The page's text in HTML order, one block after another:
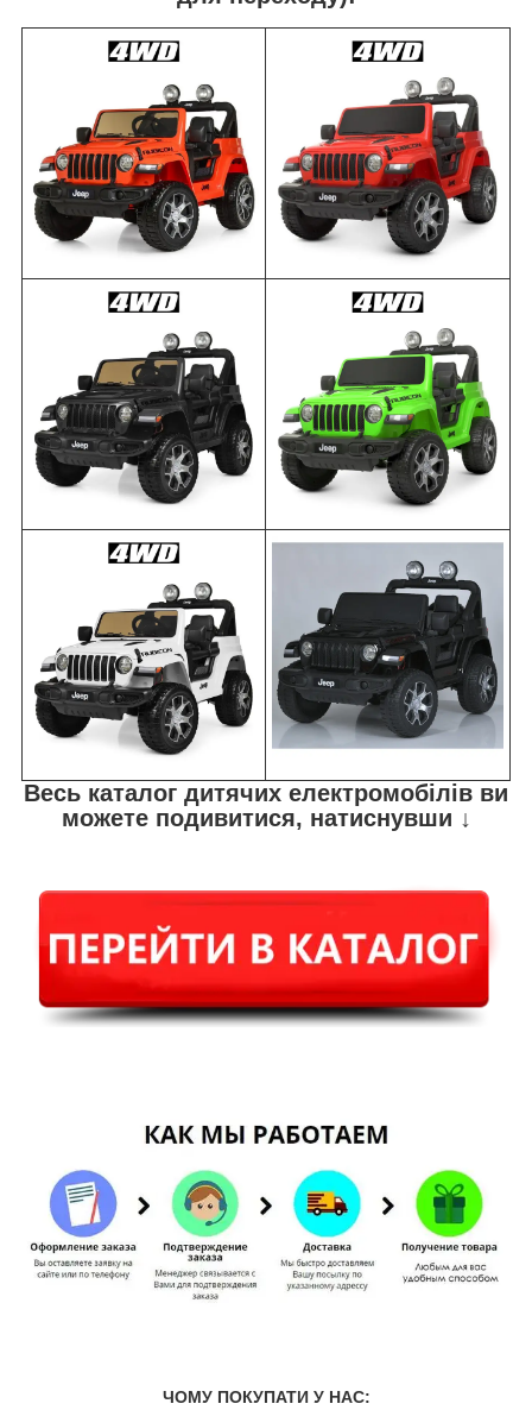
Весь каталог дитячих електромобілів ви
можете подивитися, натиснувши ↓
ЧОМУ ПОКУПАТИ У НАС: